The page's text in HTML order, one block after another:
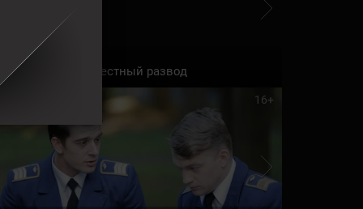
19:00 Честный развод
16+